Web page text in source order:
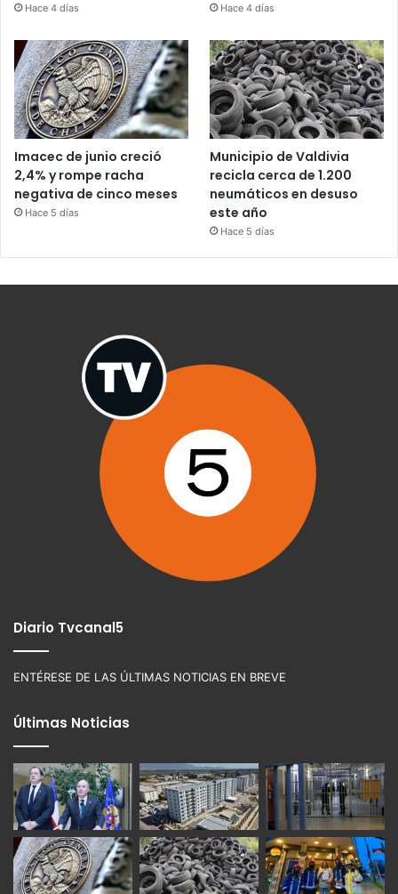
Hace 4 días Hace 4 días
Imacec de junio creció
2,4% y rompe racha
negativa de cinco meses
Hace 5 días
Municipio de Valdivia
recicla cerca de 1.200
neumáticos en desuso
este año
Hace 5 días
Diario Tvcanal5
ENTÉRESE DE LAS ÚLTIMAS NOTICIAS EN BREVE
Últimas Noticias